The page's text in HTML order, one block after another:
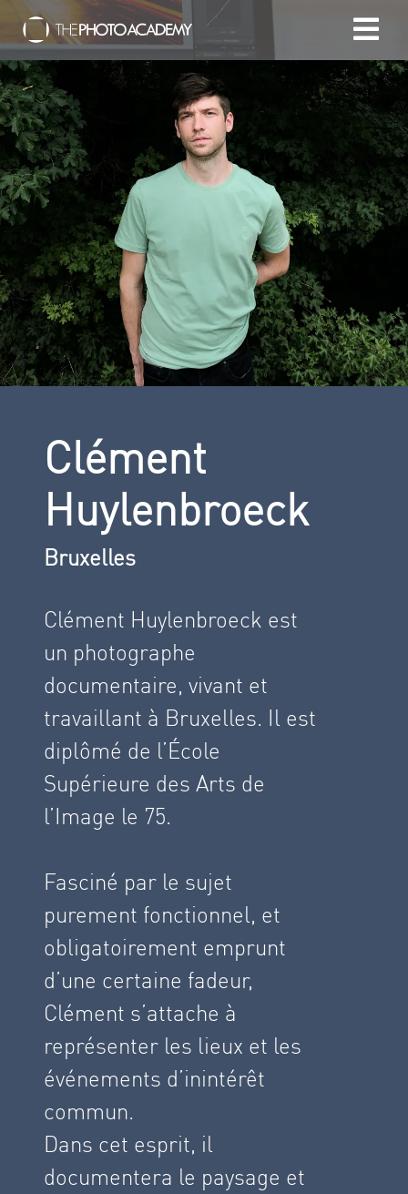
Accueil
Photographes
Offrir une Carte Cadeau
Panier
/ EUR
Se connecter
Clément
Huylenbroeck
Bruxelles
Clément Huylenbroeck est
un photographe
documentaire, vivant et
travaillant à Bruxelles. Il est
diplômé de l’École
Supérieure des Arts de
l’Image le 75.
Fasciné par le sujet
purement fonctionnel, et
obligatoirement emprunt
d’une certaine fadeur,
Clément s’attache à
représenter les lieux et les
événements d’inintérêt
commun.
Dans cet esprit, il
documentera le paysage et